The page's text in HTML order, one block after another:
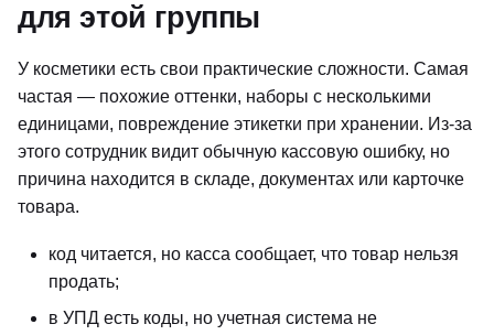
для этой группы
У косметики есть свои практические сложности. Самая
частая — похожие оттенки, наборы с несколькими
единицами, повреждение этикетки при хранении. Из-за
этого сотрудник видит обычную кассовую ошибку, но
причина находится в складе, документах или карточке
товара.
код читается, но касса сообщает, что товар нельзя
продать;
в УПД есть коды, но учетная система не